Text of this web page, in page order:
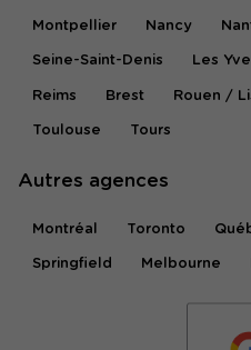
Montpellier Nancy
Seine-Saint-Denis Les
Reims Brest Rouen /
Toulouse Tours
Autres agences
Montréal Toronto
Springfield Melbourne